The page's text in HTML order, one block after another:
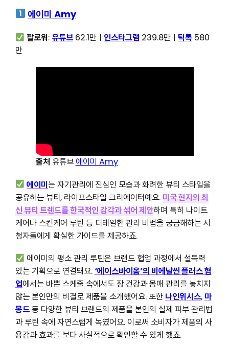
에이미 Amy
팔로워:유튜브 62.1만ㅣ 인스타그램 239.8만ㅣ 틱톡 580
만
출처 유튜브에이미 Amy
에이미는 자기관리에 진심인 모습과 화려한 뷰티 스타일을
공유하는 뷰티, 라이프스타일 크리에이터예요.미국 현지의 최
신 뷰티 트렌드를 한국적인 감각과 섞어 제안하며 특히 나이트
케어나 스킨케어 루틴 등 디테일한 관리 비법을 궁금해하는 시
청자들에게 확실한 가이드를 제공하죠.
에이미의 평소 관리 루틴은 브랜드 협업 과정에서 설득력
있는 기획으로 연결돼요.‘에이스바이옴’의 비에날씬 플러스 협
업에서는 바쁜 스케줄 속에서도 장 건강과 몸매 관리를 놓치지
않는 본인만의 비결로 제품을 소개했어요. 또한 나인위시스, 마
몽드등 다양한 뷰티 브랜드의 제품을 본인의 실제 피부 관리법
과 루틴 속에 자연스럽게 녹였어요. 이로써 소비자가 제품의 사
용감과 효과를 보다 사실적으로 확인할 수 있게 했죠.